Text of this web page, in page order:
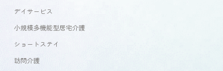
デイサービス
小規模多機能型居宅介護
ショートステイ
訪問介護